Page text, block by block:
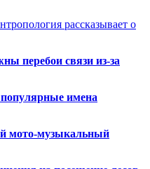
рассказывает о
перебои связи из-за
имена
мото-музыкальный